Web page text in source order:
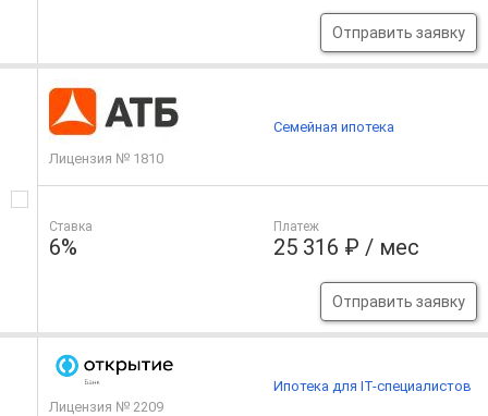
Отправить заявку
Лицензия № 1810
Ставка
6%
Платеж
25 316 ₽ / мес
Отправить заявку
Семейная ипотека
Лицензия № 2209
Ипотека для IT-специалистов